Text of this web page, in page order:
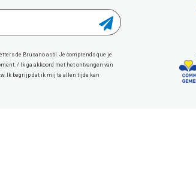
de Brusano asbl. Je comprends que je
/ Ik ga akkoord met het ontvangen van
Ik begrijp dat ik mij te allen tijde kan